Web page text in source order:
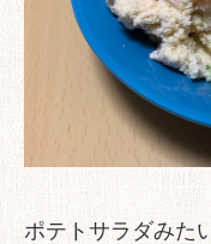
ポテトサラダみた